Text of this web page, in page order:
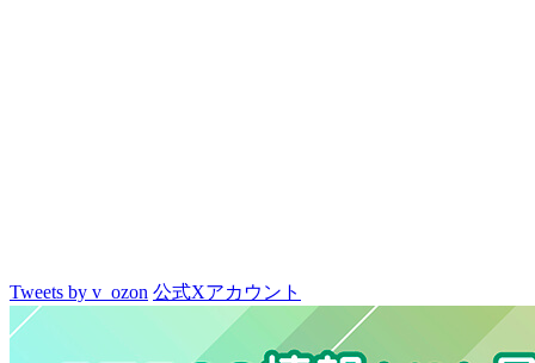
Tweets by v_ozon 公式Xアカウント